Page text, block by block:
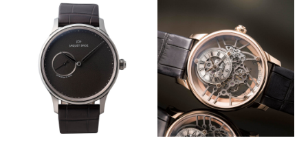
JAQUET DROZ
マジック・ロータス・オートマ
グラン・セコンド パワーリザ
ーブ ブラックセラミック ク
ル・ド・パリ
上質なエントリー機
JAQUET DROZ
グラン・ウール ミニット
工芸技巧を駆使し古典的佇まいに
JAQUET DROZ
グラン・セコンド スケルトン
レッドゴールド サファイア